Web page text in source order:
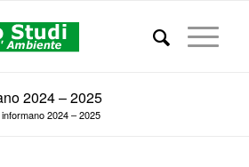
2024 – 2025
2024 – 2025